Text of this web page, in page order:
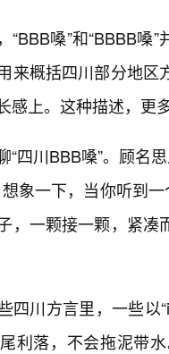
“BBB嗓”和“BBBB嗓
来概括四川部分地
感上。这种描述，更
“四川BBB嗓”。顾名
象一下，当你听到
，一颗接一颗，紧
四川方言里，一些以
利落，不会拖泥带